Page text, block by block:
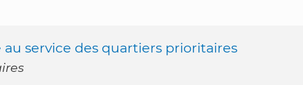
service des quartiers prioritaires